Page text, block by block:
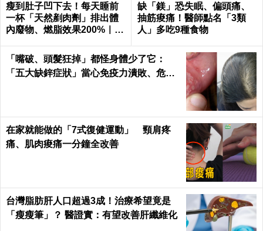
瘦到肚子凹下去！每天睡前
一杯「天然剷肉劑」排出體
內廢物、燃脂效果200%｜每
缺「鎂」恐失眠、偏頭痛、
抽筋痠痛！醫師點名「3類
人」多吃9種食物
「嘴破、頭髮狂掉」都怪身體少了它：
「五大缺鋅症狀」當心免疫力潰敗、危機
在家就能做的「7式復健運動」 頸肩疼
痛、肌肉痠痛一分鐘全改善
台灣脂肪肝人口超過3成！治療希望竟是
「瘦瘦筆」？ 醫證實：有望改善肝纖維化